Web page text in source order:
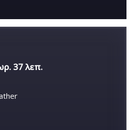
37 λεπ.